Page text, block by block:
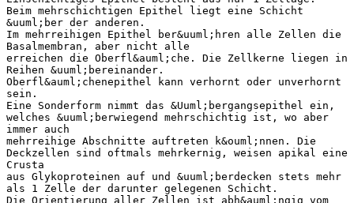
Beim mehrschichtigen Epithel liegt eine Schicht
&uuml;ber der anderen.
Im mehrreihigen Epithel ber&uuml;hren alle Zellen die
Basalmembran, aber nicht alle
erreichen die Oberfl&auml;che. Die Zellkerne liegen in
Reihen &uuml;bereinander.
Oberfl&auml;chenepithel kann verhornt oder unverhornt
sein.
Eine Sonderform nimmt das &Uuml;bergangsepithel ein,
welches &uuml;berwiegend mehrschichtig ist, wo aber
immer auch
mehrreihige Abschnitte auftreten k&ouml;nnen. Die
Deckzellen sind oftmals mehrkernig, weisen apikal eine
Crusta
aus Glykoproteinen auf und &uuml;berdecken stets mehr
als 1 Zelle der darunter gelegenen Schicht.
Die Orientierung aller Zellen ist abh&auml;ngig vom